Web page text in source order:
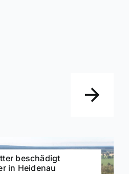
beschädigt
in Heidenau